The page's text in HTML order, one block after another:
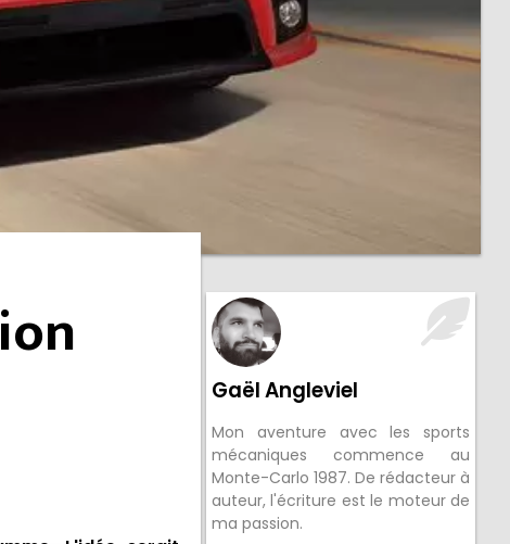
Gaël Angleviel
Mon aventure avec les sports
mécaniques commence au
Monte-Carlo 1987. De rédacteur à
auteur, l'écriture est le moteur de
ma passion.